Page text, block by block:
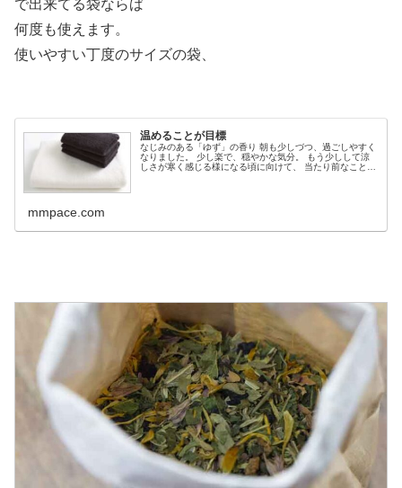
で出来てる袋ならば
何度も使えます。
使いやすい丁度のサイズの袋、
温めることが目標
なじみのある「ゆず」の香り 朝も少しづつ、過ごしやすく
なりました。 少し楽で、穏やかな気分。 もう少しして涼
しさが寒く感じる様になる頃に向けて、 当たり前なことな
mmpace.com